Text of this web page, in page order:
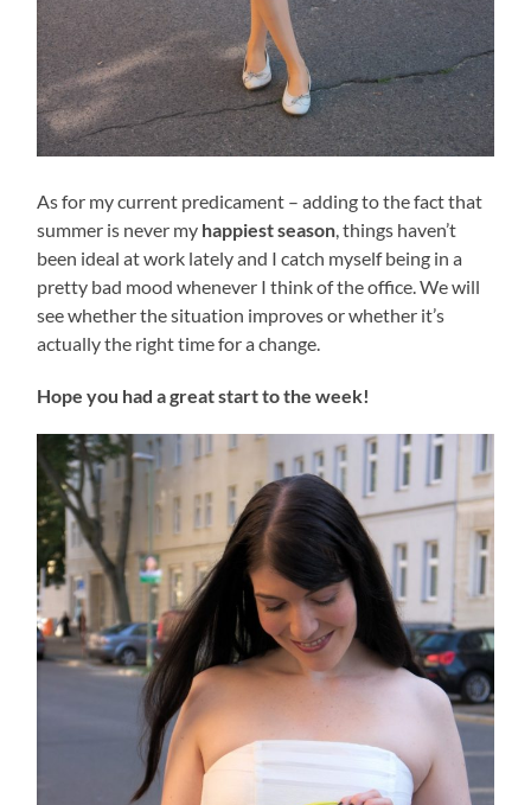
As for my current predicament – adding to the fact that
summer is never my happiest season, things haven’t
been ideal at work lately and I catch myself being in a
pretty bad mood whenever I think of the office. We will
see whether the situation improves or whether it’s
actually the right time for a change.
Hope you had a great start to the week!